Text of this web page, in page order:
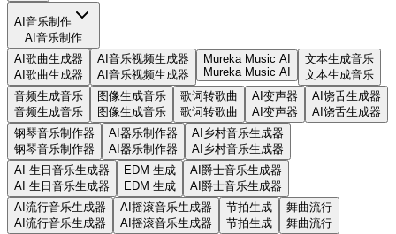
AI音乐制作
AI音乐制作
AI歌曲生成器
AI歌曲生成器
AI音乐视频生成器
AI音乐视频生成器
Mureka Music AI
Mureka Music AI
文本生成音乐
文本生成音乐
音频生成音乐
音频生成音乐
图像生成音乐
图像生成音乐
歌词转歌曲
歌词转歌曲
AI变声器
AI变声器
AI饶舌生成器
AI饶舌生成器
钢琴音乐制作器
钢琴音乐制作器
AI器乐制作器
AI器乐制作器
AI乡村音乐生成器
AI乡村音乐生成器
AI 生日音乐生成器
AI 生日音乐生成器
EDM 生成
EDM 生成
AI爵士音乐生成器
AI爵士音乐生成器
AI流行音乐生成器
AI流行音乐生成器
AI摇滚音乐生成器
AI摇滚音乐生成器
节拍生成
节拍生成
舞曲流行
舞曲流行